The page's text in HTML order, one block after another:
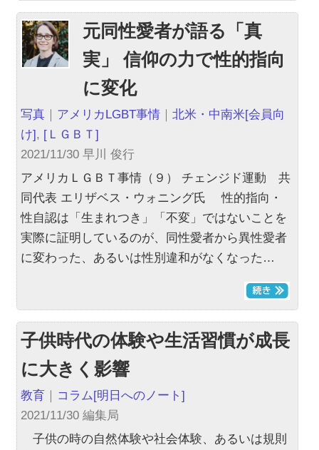
元同性愛者が語る「真
実」 信仰の力で性的指向
に変化
写真 ｜ アメリカLGBT事情 ｜北米・中南米[会員向
け], [ＬＧＢＴ]
2021/11/30 早川 俊行
アメリカＬＧＢＴ事情（９） チェンジド運動 共
同代表 エリザベス・ウォニング氏 性的指向・
性自認は「生まれつき」「不変」ではないことを
実際に証明しているのが、同性愛者から異性愛者
に変わった、あるいは性別違和がなくなった…
子供時代の体験や生活習慣が成長
に大きく影響
教育 ｜ コラム[明日へのノート]
2021/11/30 編集局
子供の時の自然体験や社会体験、あるいは規則